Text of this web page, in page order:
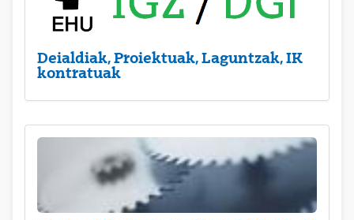
Deialdiak, Proiektuak, Laguntzak, IK
kontratuak